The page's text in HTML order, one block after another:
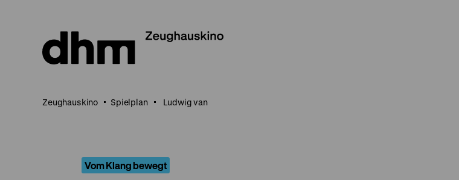
Seiteninhalt
springen
Zeughauskino Spielplan Ludwig van
Vom Klang bewegt